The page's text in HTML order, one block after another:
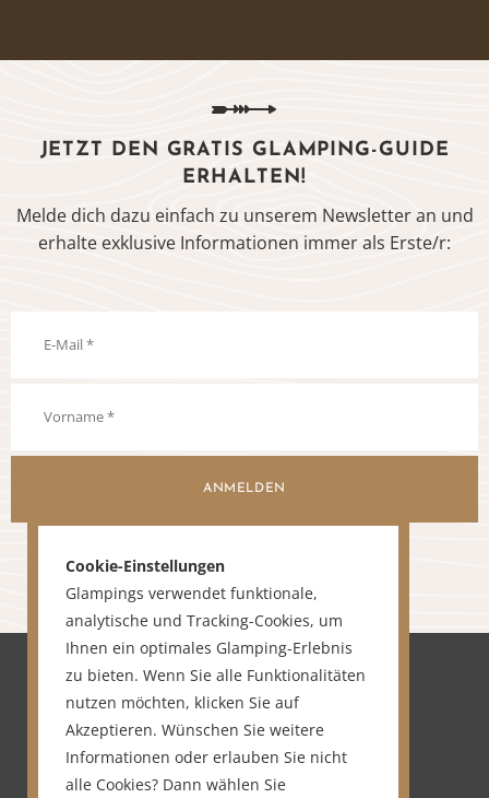
JETZT DEN GRATIS GLAMPING-GUIDE
ERHALTEN!
Melde dich dazu einfach zu unserem Newsletter an und
erhalte exklusive Informationen immer als Erste/r:
ANMELDEN
Cookie-Einstellungen
Glampings verwendet funktionale,
analytische und Tracking-Cookies, um
Ihnen ein optimales Glamping-Erlebnis
zu bieten. Wenn Sie alle Funktionalitäten
nutzen möchten, klicken Sie auf
Akzeptieren. Wünschen Sie weitere
Informationen oder erlauben Sie nicht
alle Cookies? Dann wählen Sie